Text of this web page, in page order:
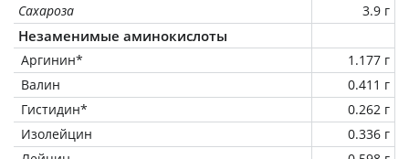
Сахароза
3.9 г
Незаменимые аминокислоты
Аргинин*
1.177 г
Валин
0.411 г
Гистидин*
0.262 г
Изолейцин
0.336 г